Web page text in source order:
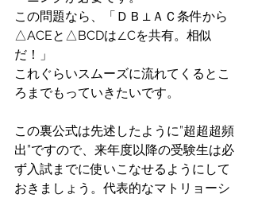
この問題なら、「ＤＢ⊥ＡＣ条件から
△ACEと△BCDは∠Cを共有。相似
だ！」
これぐらいスムーズに流れてくるとこ
ろまでもっていきたいです。
この裏公式は先述したように”超超超頻
出”ですので、来年度以降の受験生は必
ず入試までに使いこなせるようにして
おきましょう。代表的なマトリョーシ